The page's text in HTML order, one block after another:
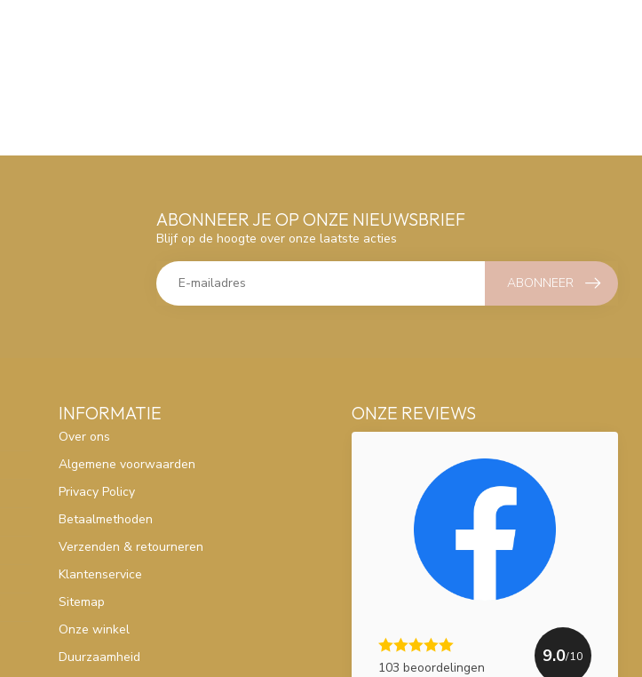
ABONNEER JE OP ONZE NIEUWSBRIEF
Blijf op de hoogte over onze laatste acties
ABONNEER
INFORMATIE
Over ons
Algemene voorwaarden
Privacy Policy
Betaalmethoden
Verzenden & retourneren
Klantenservice
Sitemap
Onze winkel
Duurzaamheid
ONZE REVIEWS
103 beoordelingen
9.0/10